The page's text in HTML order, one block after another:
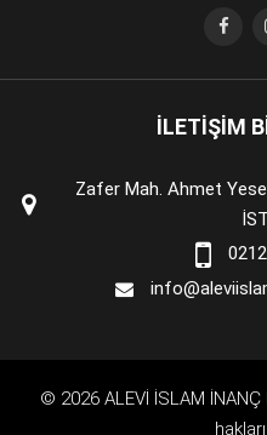
İLETİŞİM
Zafer Mah. Ahmet
© 2026 ALEVİ İSLAM İNANÇ